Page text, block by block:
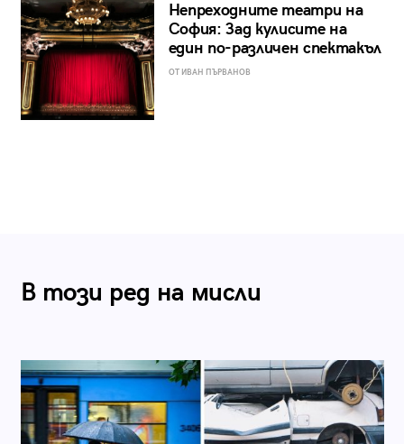
Непреходните театри на
София: Зад кулисите на
един по-различен спектакъл
ОТ ИВАН ПЪРВАНОВ
В този ред на мисли